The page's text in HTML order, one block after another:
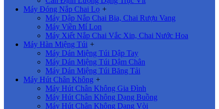
Máy Đóng Nắp Chai Lọ +
Máy Dập Nắp Chai Bia, Chai Rượu Vang
Máy Viền Mí Lon
Máy Xiết Nắp Chai Vắc Xin, Chai Nước Hoa
Máy Hàn Miệng Túi +
Máy Dán Miệng Túi Dập Tay
Máy Dán Miệng Túi Dậm Chân
Máy Dán Miệng Túi Băng Tải
Máy Hút Chân Không +
Máy Hút Chân Không Gia Đình
Máy Hút Chân Không Dạng Buồng
Máy Hút Chân Không Dạng Vòi